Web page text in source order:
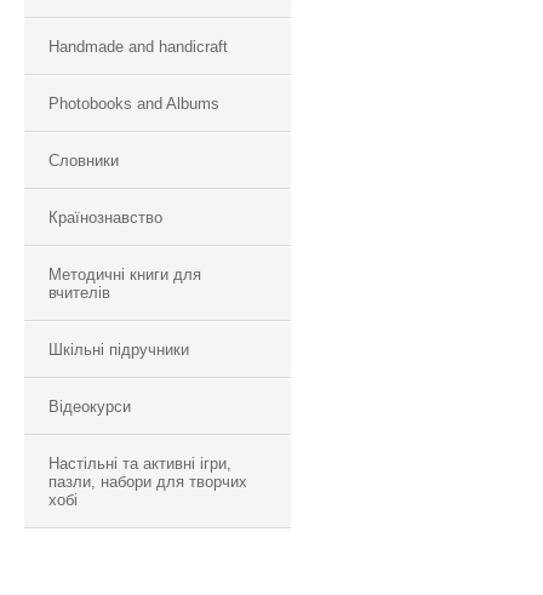
Handmade and handicraft
Photobooks and Albums
Словники
Країнознавство
Методичні книги для
вчителів
Шкільні підручники
Відеокурси
Настільні та активні ігри,
пазли, набори для творчих
хобі